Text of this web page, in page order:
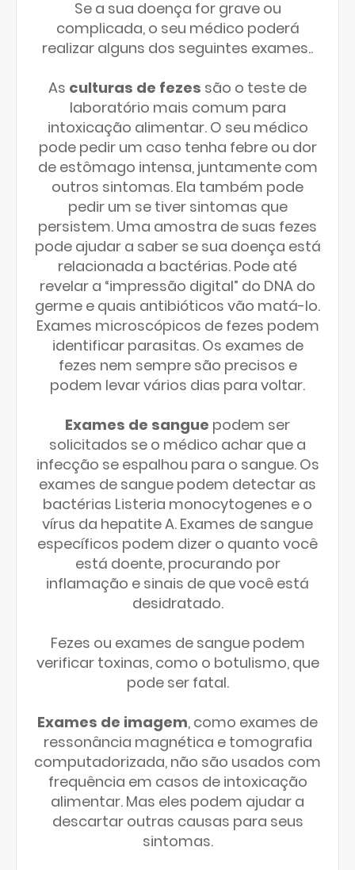
Se a sua doença for grave ou
complicada, o seu médico poderá
realizar alguns dos seguintes exames..
As culturas de fezes são o teste de
laboratório mais comum para
intoxicação alimentar. O seu médico
pode pedir um caso tenha febre ou dor
de estômago intensa, juntamente com
outros sintomas. Ela também pode
pedir um se tiver sintomas que
persistem. Uma amostra de suas fezes
pode ajudar a saber se sua doença está
relacionada a bactérias. Pode até
revelar a “impressão digital” do DNA do
germe e quais antibióticos vão matá-lo.
Exames microscópicos de fezes podem
identificar parasitas. Os exames de
fezes nem sempre são precisos e
podem levar vários dias para voltar.
Exames de sangue podem ser
solicitados se o médico achar que a
infecção se espalhou para o sangue. Os
exames de sangue podem detectar as
bactérias Listeria monocytogenes e o
vírus da hepatite A. Exames de sangue
específicos podem dizer o quanto você
está doente, procurando por
inflamação e sinais de que você está
desidratado.
Fezes ou exames de sangue podem
verificar toxinas, como o botulismo, que
pode ser fatal.
Exames de imagem, como exames de
ressonância magnética e tomografia
computadorizada, não são usados ​​com
frequência em casos de intoxicação
alimentar. Mas eles podem ajudar a
descartar outras causas para seus
sintomas.